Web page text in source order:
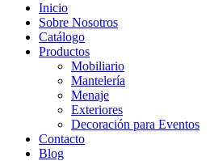
Inicio
Sobre Nosotros
Catálogo
Productos
Mobiliario
Mantelería
Menaje
Exteriores
Decoración para Eventos
Contacto
Blog